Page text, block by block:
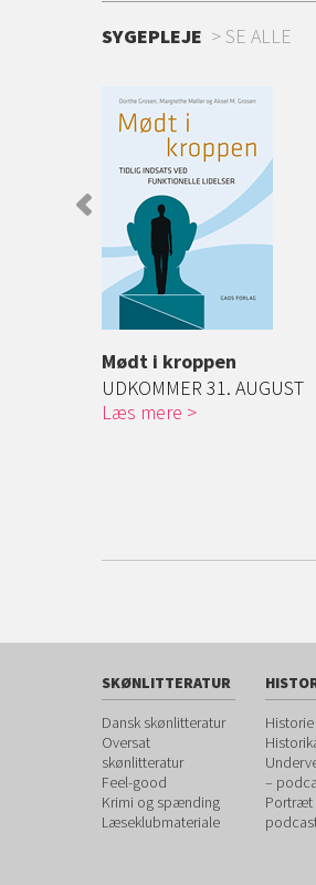
SYGEPLEJE SE ALLE
Mødt i kroppen
UDKOMMER 31. AUGUST
Læs mere
SKØNLITTERATUR
Dansk skønlitteratur
Oversat
skønlitteratur
Feel-good
Krimi og spænding
Læseklubmateriale
Historie
–
Portræt